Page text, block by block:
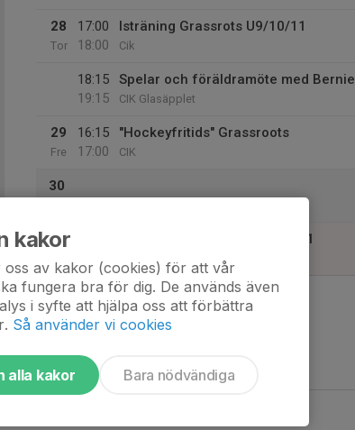
28
Tor
17:00
18:00
Isträning Grassrots U9/10/11
Cik
18:15
19:15
Spelar och föräldramöte med Bernie
CIK Glasäpplet
29
Fre
16:15
17:00
"Hockeyfritids" Grassroots
CIK
30
31
12:45
Isträning Grassroots U9/10/11
kakor
oss av kakor (cookies) för att vår
fungera bra för dig. De används även
i syfte att hjälpa oss att förbättra
Så använder vi cookies
alla kakor Bara nödvändiga